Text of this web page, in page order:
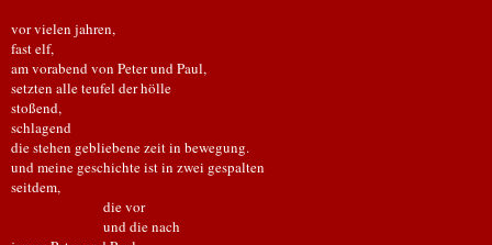
vor vielen jahren,
fast elf,
am vorabend von Peter und Paul,
setzten alle teufel der hölle
stoßend,
schlagend
die stehen gebliebene zeit in bewegung.
und meine geschichte ist in zwei gespalten
seitdem,
die vor
und die nach